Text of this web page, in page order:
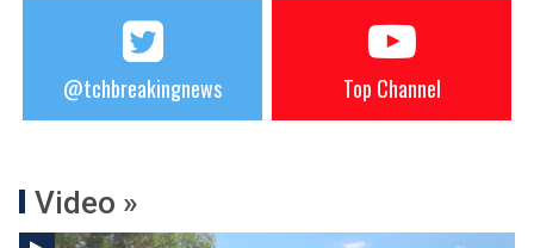
@tchbreakingnews Top Channel
Video »